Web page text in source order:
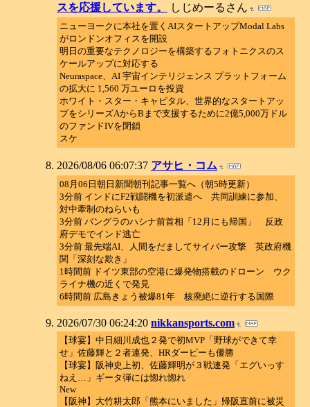
スを応援しています。
しじめーるさん
ニューヨークに本社を置くAIスタートアップModal Labs
がロンドンオフィスを開設
明日の重要なテクノロジーを構築するフォトニクスのス
ケールアップに対応する
Neuraspace、AI 宇宙インテリジェンス プラットフォーム
の拡大に 1,560 万ユーロを投資
ホワイト・スター・キャピタル、世界的なスタートアッ
プをシリーズAからBまで支援するために2億5,000万ドル
のファンドIVを閉鎖
スケ
2026/08/06 06:07:37 アサヒ・コム
08月06日朝日新聞朝刊記事一覧へ（朝5時更新）
3分前 インドにF2戦闘機を初派遣へ 共同訓練に参加、
対中牽制のねらいも
3分前 バングラのハシナ前首相「12月にも帰国」 反政
府デモでインド逃亡
3分前 最先端AI、人間をだましてサイバー攻撃 英政府機
関「深刻な欺き」
1時間前 ドイツ東部の空港に爆発物搭載のドローン ウク
ライナ機の近くで発見
6時間前 広島きょう被爆81年 核廃絶に逆行する国際
2026/07/30 06:24:20 nikkansports.com
【球宴】中日細川成也２発で初MVP「野球ができて幸
せ」佐藤輝と２者連発、HRダービーも優勝
【球宴】阪神史上初、佐藤輝明が３戦連発「エグいっす
ねえ…」ギータ弾には惚れ惚れ
New
【阪神】大竹耕太郎「熊本にいました」帰阪直前に被災